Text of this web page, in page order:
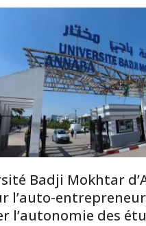
Badji Mokhtar
l’auto-
l’autonomie des